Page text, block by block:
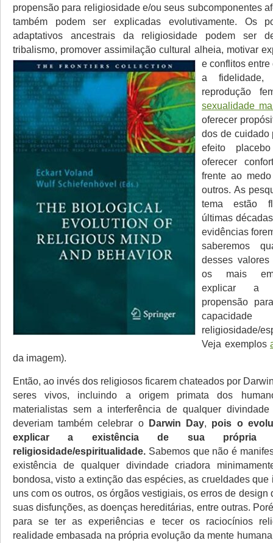
propensão para religiosidade e/ou seus subcomponentes
também podem ser explicadas evolutivamente. Os
adaptativos ancestrais da religiosidade podem ser
tribalismo, promover assimilação cultural alheia, motivar
e conflitos
a fidelidade,
reprodução
sexualidade
oferecer
dos de cuidado
efeito
oferecer
frente ao
outros. As
tema estão
últimas
evidências
saberemos
desses
os mais
explicar a
propensão
religiosidade/
Veja exemplos
da imagem).
Então, ao invés dos religiosos ficarem chateados por
seres vivos, incluindo a origem primata dos
materialistas sem a interferência de qualquer
deveriam também celebrar o Darwin Day, pois o
explicar a existência de sua própria
religiosidade/espiritualidade. Sabemos que não é
existência de qualquer divindade criadora
bondosa, visto a extinção das espécies, as crueldades que
uns com os outros, os órgãos vestigiais, os erros de design
suas disfunções, as doenças hereditárias, entre outras.
para se ter as experiências e tecer os raciocínios
realidade embasada na própria evolução da mente